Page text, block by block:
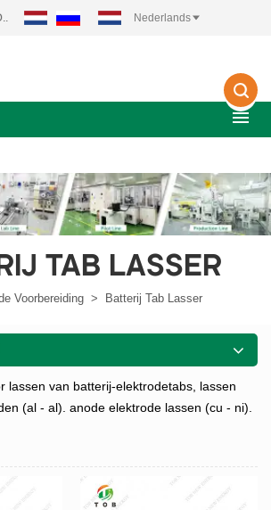
Nederlands
TAB LASSER
Voorbereiding > Batterij Tab Lasser
lassen van batterij-elektrodetabs, lassen
(al - al). anode elektrode lassen (cu - ni).